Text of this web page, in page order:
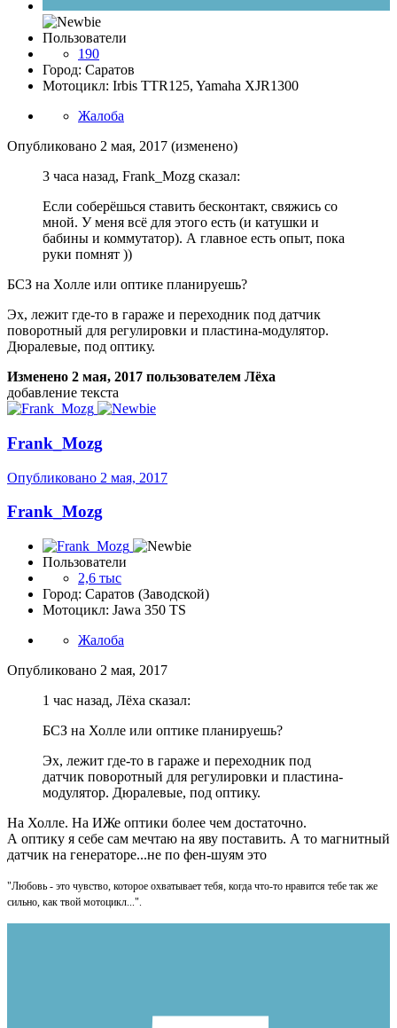
Пользователи
190
Город: Саратов
Мотоцикл: Irbis TTR125, Yamaha XJR1300
Жалоба
Опубликовано 2 мая, 2017 (изменено)
3 часа назад, Frank_Mozg сказал:
Если соберёшься ставить бесконтакт, свяжись со
мной. У меня всё для этого есть (и катушки и
бабины и коммутатор). А главное есть опыт, пока
руки помнят ))
БСЗ на Холле или оптике планируешь?
Эх, лежит где-то в гараже и переходник под датчик
поворотный для регулировки и пластина-модулятор.
Дюралевые, под оптику.
Изменено 2 мая, 2017 пользователем Лёха
добавление текста
Frank_Mozg
Опубликовано 2 мая, 2017
Frank_Mozg
Пользователи
2,6 тыс
Город: Саратов (Заводской)
Мотоцикл: Jawa 350 TS
Жалоба
Опубликовано 2 мая, 2017
1 час назад, Лёха сказал:
БСЗ на Холле или оптике планируешь?
Эх, лежит где-то в гараже и переходник под
датчик поворотный для регулировки и пластина-
модулятор. Дюралевые, под оптику.
На Холле. На ИЖе оптики более чем достаточно.
А оптику я себе сам мечтаю на яву поставить. А то магнитный
датчик на генераторе...не по фен-шуям это
"Любовь - это чувство, которое охватывает тебя, когда что-то нравится тебе так же
сильно, как твой мотоцикл...".